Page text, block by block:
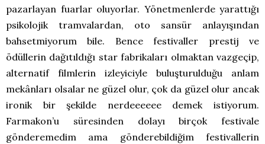
pazarlayan fuarlar oluyorlar. Yönetmenlerde yarattığı
psikolojik tramvalardan, oto sansür anlayışından
bahsetmiyorum bile. Bence festivaller prestij ve
ödüllerin dağıtıldığı star fabrikaları olmaktan vazgeçip,
alternatif filmlerin izleyiciyle buluşturulduğu anlam
mekânları olsalar ne güzel olur, çok da güzel olur ancak
ironik bir şekilde nerdeeeeee demek istiyorum.
Farmakon’u süresinden dolayı birçok festivale
gönderemedim ama gönderebildiğim festivallerin